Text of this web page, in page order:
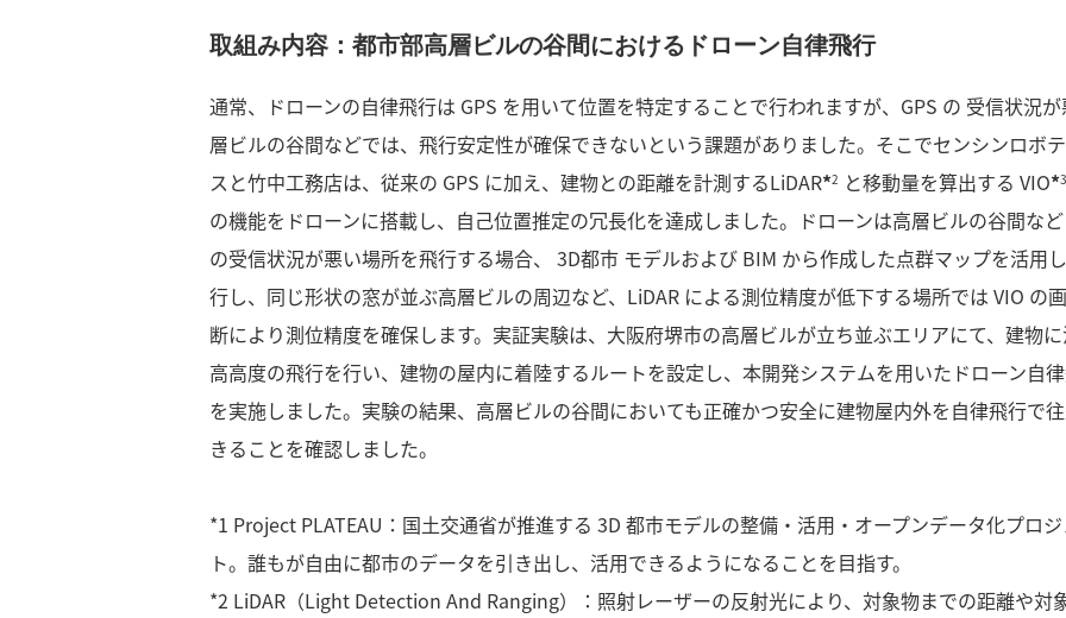
取組み内容：都市部高層ビルの谷間におけるドローン自律飛行
通常、ドローンの自律飛行は GPS を用いて位置を特定することで行われますが、GPS の 受信状況
層ビルの谷間などでは、飛行安定性が確保できないという課題がありました。そこでセンシンロボ
スと竹中工務店は、従来の GPS に加え、建物との距離を計測するLiDAR*2 と移動量を算出する VIO*3
の機能をドローンに搭載し、自己位置推定の冗長化を達成しました。ドローンは高層ビルの谷間など
の受信状況が悪い場所を飛行する場合、 3D都市 モデルおよび BIM から作成した点群マップを活用
行し、同じ形状の窓が並ぶ高層ビルの周辺など、LiDAR による測位精度が低下する場所では VIO の
断により測位精度を確保します。実証実験は、大阪府堺市の高層ビルが立ち並ぶエリアにて、建物に
高高度の飛行を行い、建物の屋内に着陸するルートを設定し、本開発システムを用いたドローン自
を実施しました。実験の結果、高層ビルの谷間においても正確かつ安全に建物屋内外を自律飛行で
きることを確認しました。
*1 Project PLATEAU：国土交通省が推進する 3D 都市モデルの整備・活用・オープンデータ化プロジ
ト。誰もが自由に都市のデータを引き出し、活用できるようになることを目指す。
*2 LiDAR（Light Detection And Ranging）：照射レーザーの反射光により、対象物までの距離や対